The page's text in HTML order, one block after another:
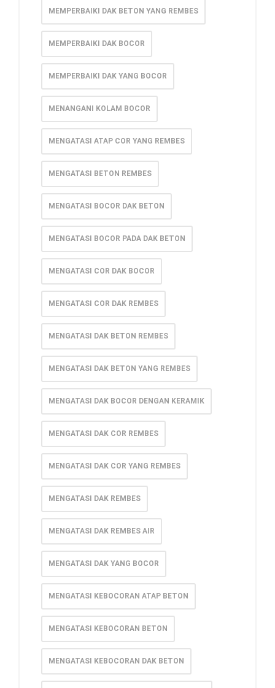
MEMPERBAIKI DAK BETON YANG REMBES
MEMPERBAIKI DAK BOCOR
MEMPERBAIKI DAK YANG BOCOR
MENANGANI KOLAM BOCOR
MENGATASI ATAP COR YANG REMBES
MENGATASI BETON REMBES
MENGATASI BOCOR DAK BETON
MENGATASI BOCOR PADA DAK BETON
MENGATASI COR DAK BOCOR
MENGATASI COR DAK REMBES
MENGATASI DAK BETON REMBES
MENGATASI DAK BETON YANG REMBES
MENGATASI DAK BOCOR DENGAN KERAMIK
MENGATASI DAK COR REMBES
MENGATASI DAK COR YANG REMBES
MENGATASI DAK REMBES
MENGATASI DAK REMBES AIR
MENGATASI DAK YANG BOCOR
MENGATASI KEBOCORAN ATAP BETON
MENGATASI KEBOCORAN BETON
MENGATASI KEBOCORAN DAK BETON